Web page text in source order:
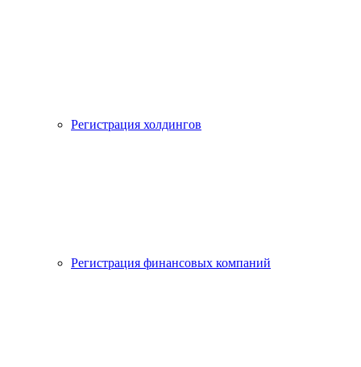
Регистрация холдингов
Регистрация финансовых компаний